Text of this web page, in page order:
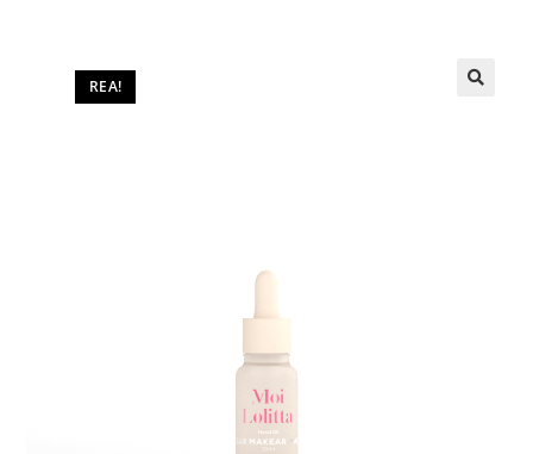
REA!